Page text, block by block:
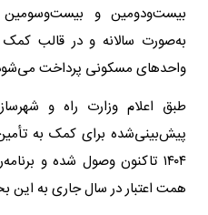
بیست‌ودومین و
به‌صورت سالانه و در قالب
واحدهای مسکونی پرداخت
پیش‌بینی‌شده برای کمک به
همت اعتبار در سال جاری به